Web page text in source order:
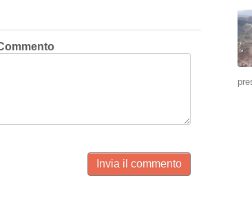
Invia il commento